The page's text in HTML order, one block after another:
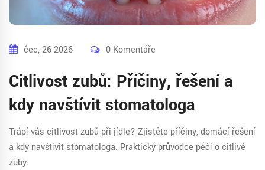
čec, 26 2026 0 Komentáře
Citlivost zubů: Příčiny, řešení a
kdy navštívit stomatologa
Trápí vás citlivost zubů při jídle? Zjistěte příčiny, domácí řešení
a kdy navštívit stomatologa. Praktický průvodce péčí o citlivé
zuby.